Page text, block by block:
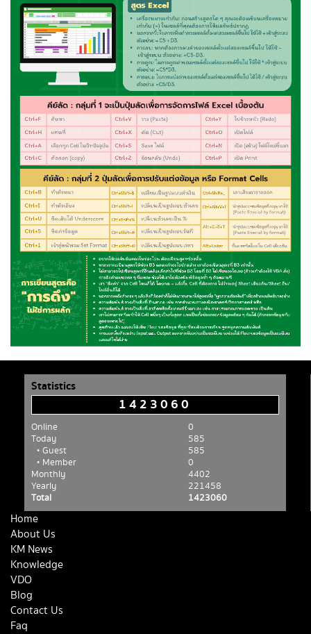
Statistics
1423060
Online
0
Today
585
• Guest
585
• Member
0
Monthly
4402
Yearly
221458
Total
1423060
Home
About Us
KM News
Knowledge
VDO
Blog
Contact Us
Faq